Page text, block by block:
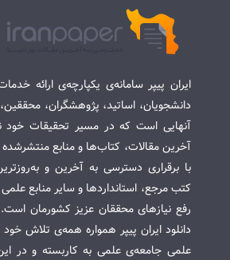
ایران پیپر سامانه‌ی یکپارچه‌ی ارائه
دانشجویان، اساتید، پژوهشگران،
آنهایی است که در مسیر تحقیقات خود
آخرین مقالات، کتاب‌ها و منابع
با برقراری دسترسی به آخرین و
کتب مرجع، استانداردها و سایر منابع
رفع نیازهای محققان عزیز کشورمان
دانلود ایران پیپر همواره همه‌ی تلاش خود
علمی جامعه‌ی علمی به کاربسته و در